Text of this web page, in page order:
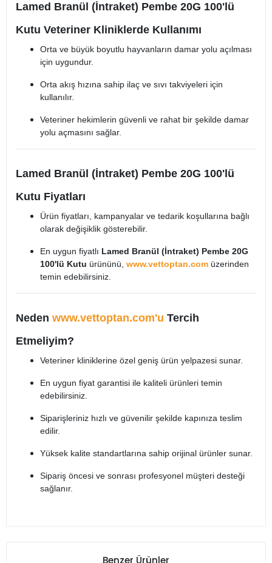
Lamed Branül (İntraket) Pembe 20G 100'lü
Kutu Veteriner Kliniklerde Kullanımı
Orta ve büyük boyutlu hayvanların damar yolu açılması
için uygundur.
Orta akış hızına sahip ilaç ve sıvı takviyeleri için
kullanılır.
Veteriner hekimlerin güvenli ve rahat bir şekilde damar
yolu açmasını sağlar.
Lamed Branül (İntraket) Pembe 20G 100'lü
Kutu Fiyatları
Ürün fiyatları, kampanyalar ve tedarik koşullarına bağlı
olarak değişiklik gösterebilir.
En uygun fiyatlı Lamed Branül (İntraket) Pembe 20G
100'lü Kutu ürününü, www.vettoptan.com üzerinden
temin edebilirsiniz.
Neden www.vettoptan.com'u Tercih
Etmeliyim?
Veteriner kliniklerine özel geniş ürün yelpazesi sunar.
En uygun fiyat garantisi ile kaliteli ürünleri temin
edebilirsiniz.
Siparişleriniz hızlı ve güvenilir şekilde kapınıza teslim
edilir.
Yüksek kalite standartlarına sahip orijinal ürünler sunar.
Sipariş öncesi ve sonrası profesyonel müşteri desteği
sağlanır.
Benzer Ürünler